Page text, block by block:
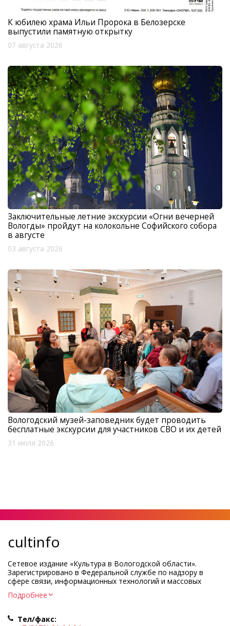
К юбилею храма Ильи Пророка в Белозерске
выпустили памятную открытку
07 августа 2026
Заключительные летние экскурсии «Огни вечерней
Вологды» пройдут на колокольне Софийского собора
в августе
03 августа 2026
Вологодский музей-заповедник будет проводить
бесплатные экскурсии для участников СВО и их детей
31 июля 2026
cultinfo
Сетевое издание «Культура в Вологодской области».
Зарегистрировано в Федеральной службе по надзору в
сфере связи, информационных технологий и массовых
Регистрационный номер и дата принятия решения о
Подробнее
Тел/факс: